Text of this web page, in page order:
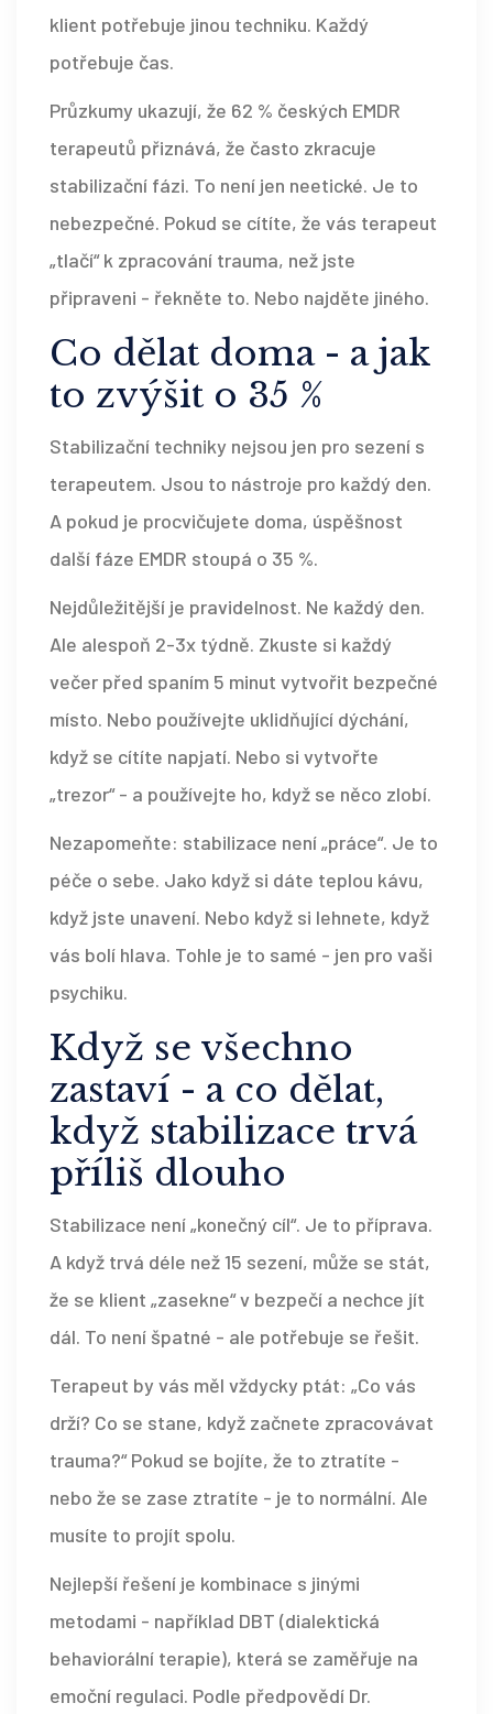
klient potřebuje jinou techniku. Každý
potřebuje čas.
Průzkumy ukazují, že 62 % českých EMDR
terapeutů přiznává, že často zkracuje
stabilizační fázi. To není jen neetické. Je to
nebezpečné. Pokud se cítíte, že vás terapeut
„tlačí“ k zpracování trauma, než jste
připraveni - řekněte to. Nebo najděte jiného.
Co dělat doma - a jak
to zvýšit o 35 %
Stabilizační techniky nejsou jen pro sezení s
terapeutem. Jsou to nástroje pro každý den.
A pokud je procvičujete doma, úspěšnost
další fáze EMDR stoupá o 35 %.
Nejdůležitější je pravidelnost. Ne každý den.
Ale alespoň 2-3x týdně. Zkuste si každý
večer před spaním 5 minut vytvořit bezpečné
místo. Nebo používejte uklidňující dýchání,
když se cítíte napjatí. Nebo si vytvořte
„trezor“ - a používejte ho, když se něco zlobí.
Nezapomeňte: stabilizace není „práce“. Je to
péče o sebe. Jako když si dáte teplou kávu,
když jste unavení. Nebo když si lehnete, když
vás bolí hlava. Tohle je to samé - jen pro vaši
psychiku.
Když se všechno
zastaví - a co dělat,
když stabilizace trvá
příliš dlouho
Stabilizace není „konečný cíl“. Je to příprava.
A když trvá déle než 15 sezení, může se stát,
že se klient „zasekne“ v bezpečí a nechce jít
dál. To není špatné - ale potřebuje se řešit.
Terapeut by vás měl vždycky ptát: „Co vás
drží? Co se stane, když začnete zpracovávat
trauma?“ Pokud se bojíte, že to ztratíte -
nebo že se zase ztratíte - je to normální. Ale
musíte to projít spolu.
Nejlepší řešení je kombinace s jinými
metodami - například DBT (dialektická
behaviorální terapie), která se zaměřuje na
emoční regulaci. Podle předpovědí Dr.